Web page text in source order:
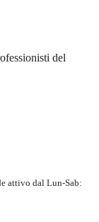
del
attivo dal Lun-Sab: